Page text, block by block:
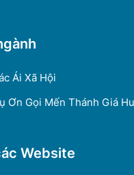
Ái Xã Hội
Ơn Gọi Mến Thánh Giá
Website